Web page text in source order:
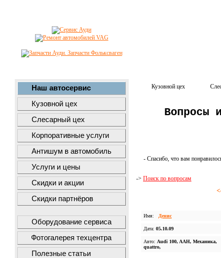
Наш автосервис
Кузовной цех
Слесарный цех
Корпоративные услуги
Антишум в автомобиль
Услуги и цены
Скидки и акции
Скидки партнёров
Оборудование сервиса
Фотогалерея техцентра
Полезные статьи
Кузовной цех
Вопросы
- Спасибо, что вам
-> Поиск по вопросам
Имя: Денис
Дата: 05.10.09
Авто: Audi 100, AAH, Механика,
quattro,